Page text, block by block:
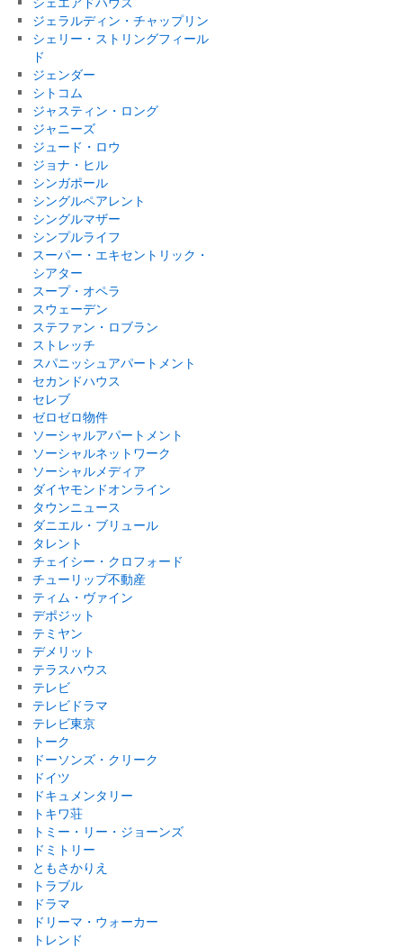
ジェラルディン・チャップリン
シェリー・ストリングフィール
ド
ジェンダー
シトコム
ジャスティン・ロング
ジャニーズ
ジュード・ロウ
ジョナ・ヒル
シンガポール
シングルペアレント
シングルマザー
シンプルライフ
スーパー・エキセントリック・
シアター
スープ・オペラ
スウェーデン
ステファン・ロブラン
ストレッチ
スパニッシュアパートメント
セカンドハウス
セレブ
ゼロゼロ物件
ソーシャルアパートメント
ソーシャルネットワーク
ソーシャルメディア
ダイヤモンドオンライン
タウンニュース
ダニエル・ブリュール
タレント
チェイシー・クロフォード
チューリップ不動産
ティム・ヴァイン
デポジット
テミヤン
デメリット
テラスハウス
テレビ
テレビドラマ
テレビ東京
トーク
ドーソンズ・クリーク
ドイツ
ドキュメンタリー
トキワ荘
トミー・リー・ジョーンズ
ドミトリー
ともさかりえ
トラブル
ドラマ
ドリーマ・ウォーカー
トレンド